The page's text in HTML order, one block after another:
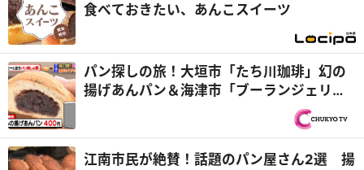
食べておきたい、あんこスイーツ
パン探しの旅！大垣市「たち川珈琲」幻の
揚げあんパン＆海津市「ブーランジェリー
アン パン」巨大クロワッサン『PS純金（ゴ
江南市民が絶賛！話題のパン屋さん2選 揚